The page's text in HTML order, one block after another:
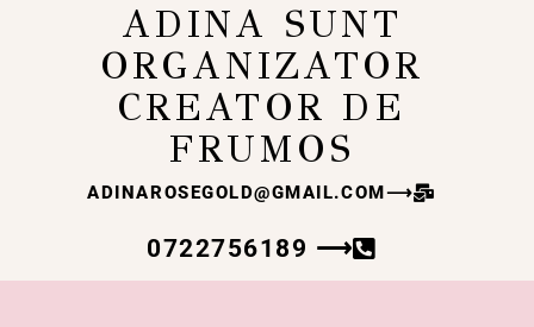
ADINA SUNT
ORGANIZATOR
CREATOR DE
FRUMOS
ADINAROSEGOLD@GMAIL.COM⟶
0722756189 ⟶